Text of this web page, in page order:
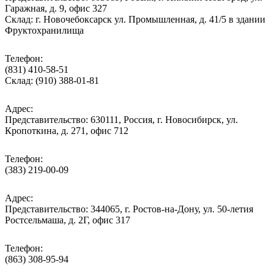
Гаражная, д. 9, офис 327
Склад: г. Новочебоксарск ул. Промышленная, д. 41/5 в здании
Фруктохранилища
Телефон:
(831) 410-58-51
Склад: (910) 388-01-81
Адрес:
Представительство: 630111, Россия, г. Новосибирск, ул.
Кропоткина, д. 271, офис 712
Телефон:
(383) 219-00-09
Адрес:
Представительство: 344065, г. Ростов-на-Дону, ул. 50-летия
Ростсельмаша, д. 2Г, офис 317
Телефон:
(863) 308-95-94